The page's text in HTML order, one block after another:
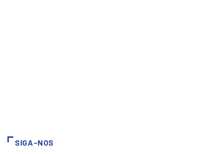
SIGA-NOS